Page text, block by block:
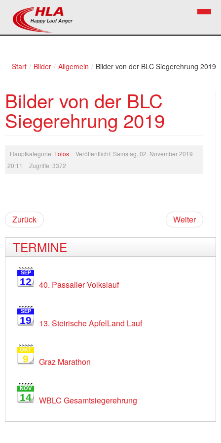
Start / Bilder / Allgemein / Bilder von der BLC Siegerehrung 2019
Bilder von der BLC
Siegerehrung 2019
Hauptkategorie: Fotos
Veröffentlicht: Samstag, 02. November 2019
20:11
Zugriffe: 3372
Zurück Weiter
TERMINE
SEP
12 40. Passailer Volkslauf
SEP
19 13. Steirische ApfelLand Lauf
OKT
9 Graz Marathon
NOV
14 WBLC Gesamtsiegerehrung
Verein
Kontakt
Mitglied werden
Bezirkslaufcup
Volkslauf
Bilder